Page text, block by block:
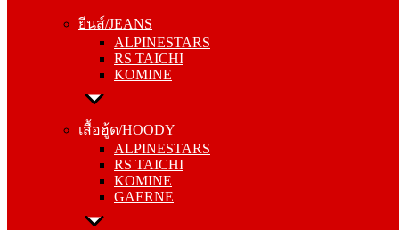
ยีนส์/JEANS
ALPINESTARS
RS TAICHI
KOMINE
เสื้อฮู้ด/HOODY
ALPINESTARS
RS TAICHI
KOMINE
GAERNE
RS TAICHI
KOMINE
เสื้อฮู้ด/HOODY
RS TAICHI
KOMINE
GAERNE
หมวกแก๊ป/CAP